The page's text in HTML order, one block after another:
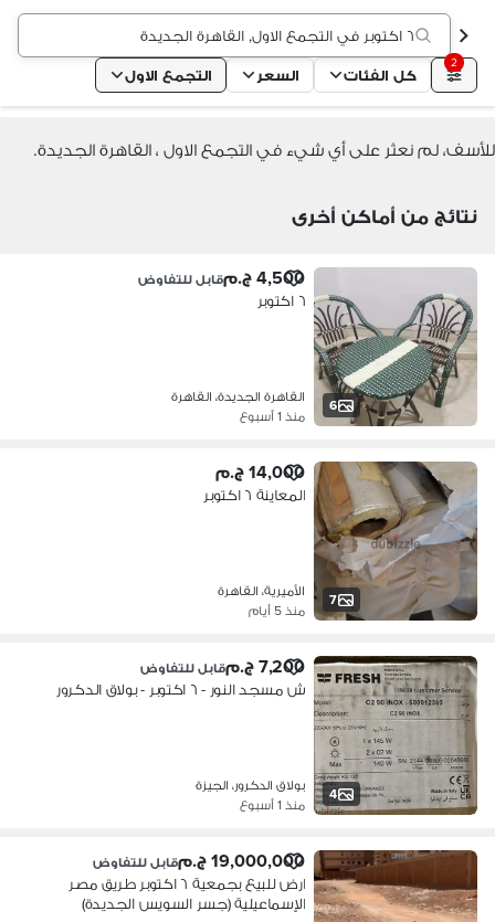
٦ اكتوبر في التجمع الاول, القاهرة الجديدة
2
كل الفئات السعر التجمع الاول
للأسف، لم نعثر على أي شيء في التجمع الاول ، القاهرة الجديدة.
نتائج من أماكن أخرى
6
4,500 ج.م قابل للتفاوض
٦ اكتوبر
القاهرة الجديدة، القاهرة
منذ 1 أسبوع
7
14,000 ج.م
المعاينة ٦ اكتوبر
الأميرية، القاهرة
منذ 5 أيام
4
7,200 ج.م قابل للتفاوض
ش مسجد النور - ٦ اكتوبر - بولاق الدكرور
بولاق الدكرور، الجيزة
منذ 1 أسبوع
19,000,000 ج.م قابل للتفاوض
ارض للبيع بجمعية ٦ اكتوبر طريق مصر
الإسماعيلية (جسر السويس الجديدة)